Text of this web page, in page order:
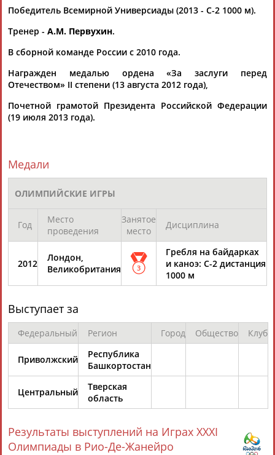
Каримжан
АБДРАХМАНОВ
Аделя
АБДРАХМАНОВААБДУВАЛИЕВ
Рамазан
АБДУЛАЕВ
Тагир
АБДУЛАЕВ
Камиль
Загалав
Камалудин
АБДУЛДАУДОВ
Абдула
АБДУЛЖАЛИЛОВ
Магомед
Назир
24 персон из 13181
ЕЩЁ ПЕРСОНЫ
ТАБЛО АКТИВНОСТИ
ЦЕЛИ ПРОЕКТА КОНТАКТЫ
Адресов в новостной рассылке: 996
Победитель Всемирной Универсиады (2013 - С-2 1000 м).
Тренер - А.М. Первухин.
В сборной команде России с 2010 года.
Награжден медалью ордена «За заслуги перед
Отечеством» II степени (13 августа 2012 года),
Почетной грамотой Президента Российской Федерации
(19 июля 2013 года).
Медали
ОЛИМПИЙСКИЕ ИГРЫ
Год
Место
проведения
Занятое
место
Дисциплина
2012
Лондон,
Великобритания
3
Гребля на байдарках
и каноэ: С-2 дистанция
1000 м
Выступает за
Федеральный Регион Город Общество Клуб
Приволжский
Республика
Башкортостан
Центральный
Тверская
область
Результаты выступлений на Играх XXXI
Олимпиады в Рио-Де-Жанейро